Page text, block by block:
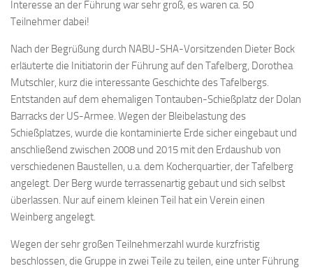
Interesse an der Führung war sehr groß, es waren ca. 50
Teilnehmer dabei!
Nach der Begrüßung durch NABU-SHA-Vorsitzenden Dieter Bock
erläuterte die Initiatorin der Führung auf den Tafelberg, Dorothea
Mutschler, kurz die interessante Geschichte des Tafelbergs.
Entstanden auf dem ehemaligen Tontauben-Schießplatz der Dolan
Barracks der US-Armee. Wegen der Bleibelastung des
Schießplatzes, wurde die kontaminierte Erde sicher eingebaut und
anschließend zwischen 2008 und 2015 mit den Erdaushub von
verschiedenen Baustellen, u.a. dem Kocherquartier, der Tafelberg
angelegt. Der Berg wurde terrassenartig gebaut und sich selbst
überlassen. Nur auf einem kleinen Teil hat ein Verein einen
Weinberg angelegt.
Wegen der sehr großen Teilnehmerzahl wurde kurzfristig
beschlossen, die Gruppe in zwei Teile zu teilen, eine unter Führung